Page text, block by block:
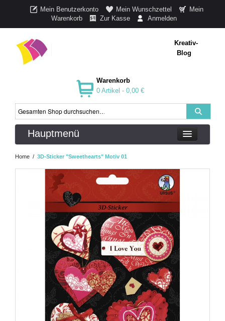
Mein Benutzerkonto Mein Wunschzettel
Mein
Warenkorb
Zur Kasse Anmelden
Kreativ-
Blog
Warenkorb
0 Artikel - 0,00 €
Hauptmenü
Home / 3D-Sticker "Sweethearts" Motiv 01